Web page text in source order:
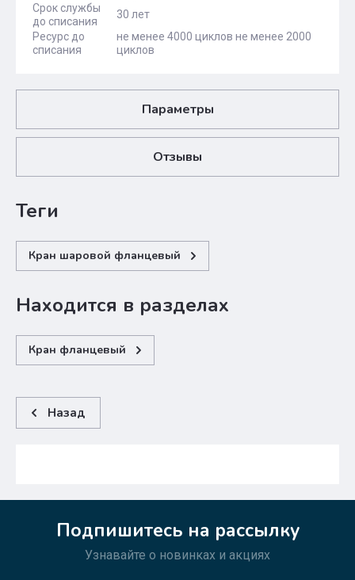
Срок службы
до списания
30 лет
Ресурс до
списания
не менее 4000 циклов не менее 2000
циклов
Параметры
Отзывы
теги
Кран шаровой фланцевый
Находится в разделах
Кран фланцевый
Назад
Подпишитесь на рассылку
Узнавайте о новинках и акциях